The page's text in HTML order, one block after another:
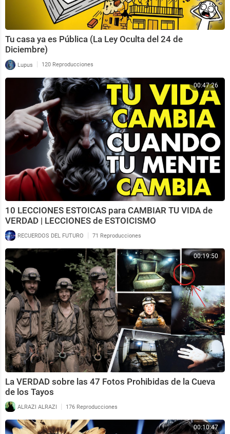
Tu casa ya es Pública (La Ley Oculta del 24 de
Diciembre)
Lupus | 120 Reproducciones
00:47:26
10 LECCIONES ESTOICAS para CAMBIAR TU VIDA de
VERDAD | LECCIONES de ESTOICISMO
RECUERDOS DEL FUTURO | 71 Reproducciones
00:19:50
La VERDAD sobre las 47 Fotos Prohibidas de la Cueva
de los Tayos
ALRAZI ALRAZI | 176 Reproducciones
00:10:47